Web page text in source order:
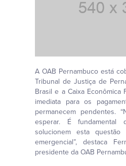
A OAB Pernambuco está
Tribunal de Justiça de
Brasil e a Caixa Econômica
imediata para os
permanecem pendentes.
esperar. É fundamental
solucionem esta
emergencial”, destaca
presidente da OAB